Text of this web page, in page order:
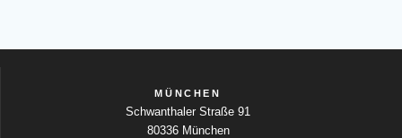
MÜNCHEN
Schwanthaler Straße 91
80336 München